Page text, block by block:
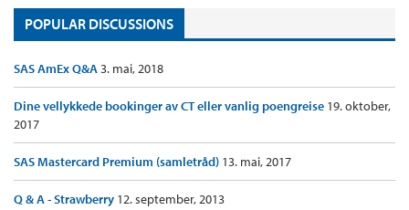
POPULAR DISCUSSIONS
SAS AmEx Q&A3. mai, 2018
Dine vellykkede bookinger av CT eller vanlig poengreise 19. oktober,
2017
SAS Mastercard Premium (samletråd) 13. mai, 2017
Q & A - Strawberry 12. september, 2013